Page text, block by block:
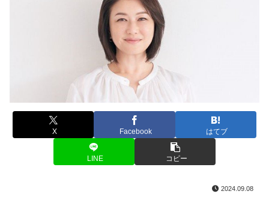
X Facebook はてブ
LINE コピー
2024.09.08